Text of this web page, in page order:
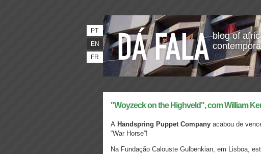
blog of
PT
EN
FR
"Woyzeck on the Highveld", com William
A Handspring Puppet Company acabou de
“War Horse”!
Na Fundação Calouste Gulbenkian, em Lisboa,